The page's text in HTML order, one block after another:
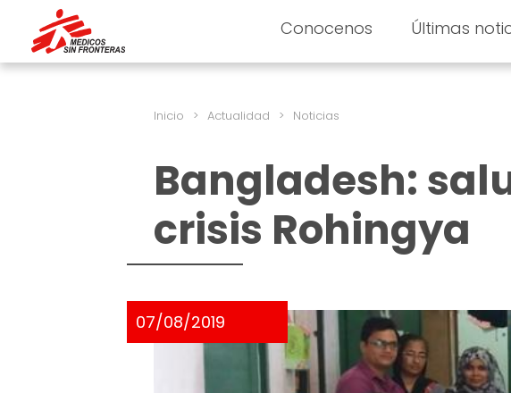
Conocenos Últimas
Inicio > Actualidad > Noticias
Bangladesh:
crisis Rohingya
07/08/2019